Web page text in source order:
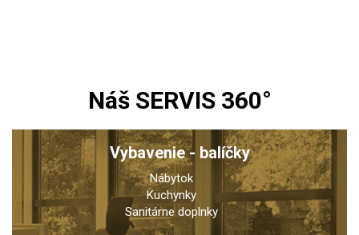
Náš SERVIS 360°
Vybavenie - balíčky
Nábytok
Kuchynky
Sanitárne doplnky